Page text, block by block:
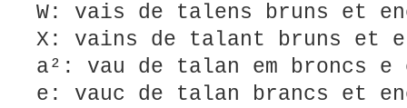
W: vais de talens bruns et
X: vains de talant bruns et
a²: vau de talan em broncs
e: vauc de talan brancs et